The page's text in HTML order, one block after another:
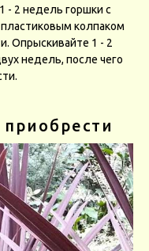
- 2 недель горшки с
колпаком
Опрыскивайте 1 - 2
недель, после чего